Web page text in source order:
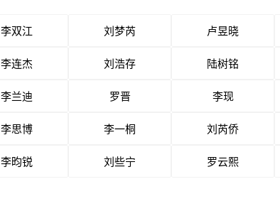
李双江 刘梦芮 卢昱晓
李连杰 刘浩存 陆树铭
李兰迪 罗晋 李现
李思博 李一桐 刘芮侨
李昀锐 刘些宁 罗云熙